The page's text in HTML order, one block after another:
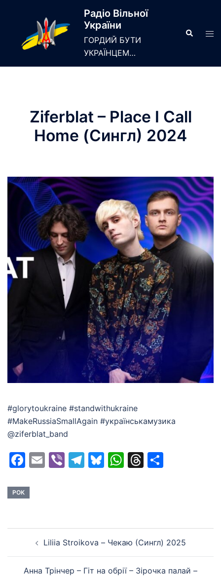
Радіо Вільної
України
ГОРДИЙ БУТИ
УКРАЇНЦЕМ…
Search
Ziferblat – Place I Call
Home (Сингл) 2024
#glorytoukraine #standwithukraine
#MakeRussiaSmallAgain #українськамузика
@ziferblat_band
Facebook
EmailViberTelegram
Bluesky
WhatsApp
Threads
РОК
navigationLiliia Stroikova – Чекаю (Сингл) 2025
Анна Трінчер – Гіт на обрії – Зірочка палай –